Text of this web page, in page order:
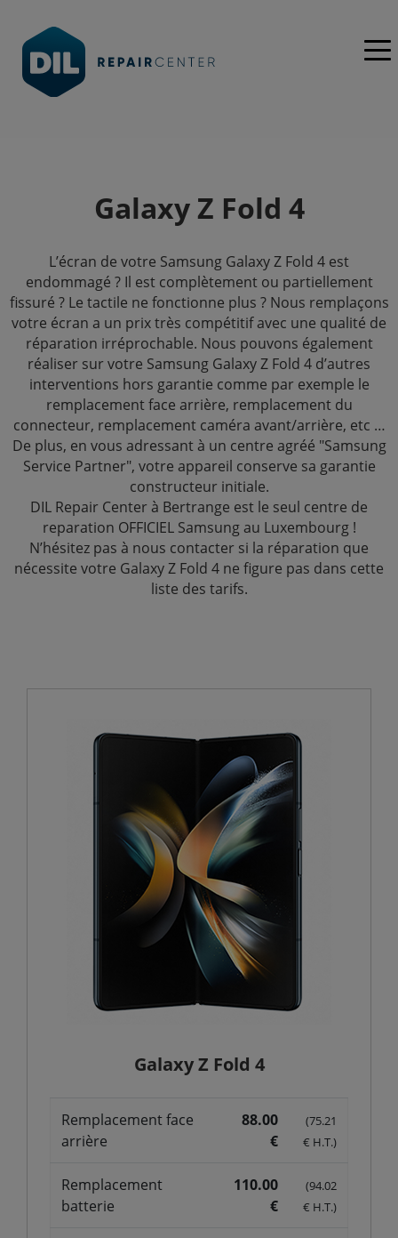
Galaxy Z Fold 4
L’écran de votre Samsung Galaxy Z Fold 4 est
endommagé ? Il est complètement ou partiellement
fissuré ? Le tactile ne fonctionne plus ? Nous remplaçons
votre écran a un prix très compétitif avec une qualité de
réparation irréprochable. Nous pouvons également
réaliser sur votre Samsung Galaxy Z Fold 4 d’autres
interventions hors garantie comme par exemple le
remplacement face arrière, remplacement du
connecteur, remplacement caméra avant/arrière, etc …
De plus, en vous adressant à un centre agréé "Samsung
Service Partner", votre appareil conserve sa garantie
constructeur initiale.
DIL Repair Center à Bertrange est le seul centre de
reparation OFFICIEL Samsung au Luxembourg !
N’hésitez pas à nous contacter si la réparation que
nécessite votre Galaxy Z Fold 4 ne figure pas dans cette
liste des tarifs.
Galaxy Z Fold 4
Remplacement face
arrière
88.00
€
(75.21
€ H.T.)
Remplacement
batterie
110.00
€
(94.02
€ H.T.)